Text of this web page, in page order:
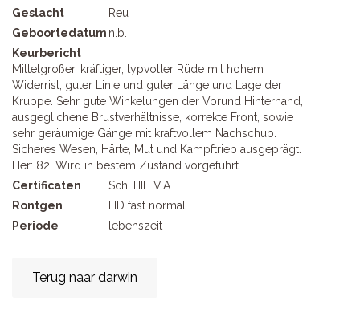
Geslacht
Reu
Geboortedatum n.b.
Keurbericht
Mittelgroßer, kräftiger, typvoller Rüde mit hohem
Widerrist, guter Linie und guter Länge und Lage der
Kruppe. Sehr gute Winkelungen der Vorund Hinterhand,
ausgeglichene Brustverhältnisse, korrekte Front, sowie
sehr geräumige Gänge mit kraftvollem Nachschub.
Sicheres Wesen, Härte, Mut und Kampftrieb ausgeprägt.
Her: 82. Wird in bestem Zustand vorgeführt.
Certificaten
SchH.III., V.A.
Rontgen
HD fast normal
Periode
lebenszeit
Terug naar darwin